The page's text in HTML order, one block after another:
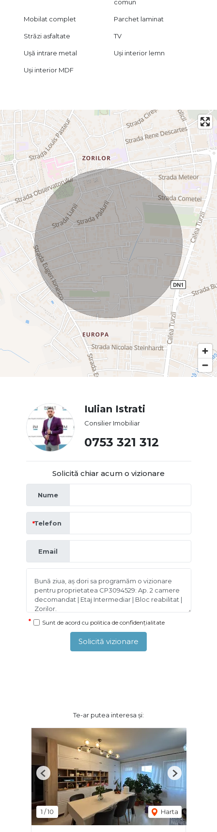
comun
Mobilat complet Parchet laminat
Străzi asfaltate TV
Ușă intrare metal Uși interior lemn
Uși interior MDF
Iulian Istrati
Consilier Imobiliar
0753 321 312
Solicită chiar acum o vizionare
Nume
Telefon
Email
Sunt de acord cu politica de confidențialitate
Solicită vizionare
Te-ar putea interesa și:
1 /10 Harta
Previous Next